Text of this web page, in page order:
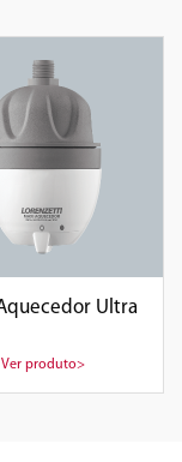
Ultra
Ver produto>